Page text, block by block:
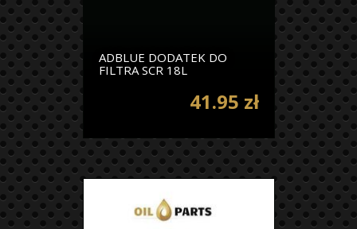
ADBLUE DODATEK DO
FILTRA SCR 18L
41.95 zł